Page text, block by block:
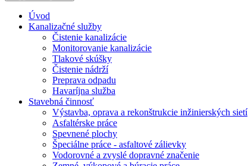
Úvod
Kanalizačné služby
Čistenie kanalizácie
Monitorovanie kanalizácie
Tlakové skúšky
Čistenie nádrží
Preprava odpadu
Havaríjna služba
Stavebná činnosť
Výstavba, oprava a rekonštrukcie inžinierských sietí
Asfaltérske práce
Spevnené plochy
Špeciálne práce - asfaltové zálievky
Vodorovné a zvyslé dopravné značenie